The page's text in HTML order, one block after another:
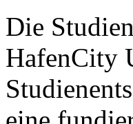
Die
HafenCity